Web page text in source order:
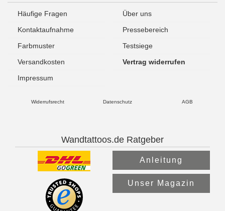
Häufige Fragen
Über uns
Kontaktaufnahme
Pressebereich
Farbmuster
Testsiege
Versandkosten
Vertrag widerrufen
Impressum
Widerrufsrecht Datenschutz AGB
Wandtattoos.de Ratgeber
Anleitung
Unser Magazin